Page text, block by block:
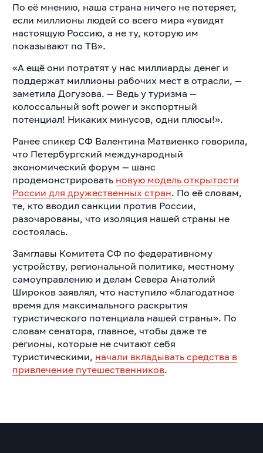
По её мнению, наша страна ничего не потеряет,
если миллионы людей со всего мира «увидят
настоящую Россию, а не ту, которую им
показывают по ТВ».
«А ещё они потратят у нас миллиарды денег и
поддержат миллионы рабочих мест в отрасли, —
заметила Догузова. — Ведь у туризма —
колоссальный soft power и экспортный
потенциал! Никаких минусов, одни плюсы!».
Ранее спикер СФ Валентина Матвиенко говорила,
что Петербургский международный
экономический форум — шанс
продемонстрировать новую модель открытости
России для дружественных стран. По её словам,
те, кто вводил санкции против России,
разочарованы, что изоляция нашей страны не
состоялась.
Замглавы Комитета СФ по федеративному
устройству, региональной политике, местному
самоуправлению и делам Севера Анатолий
Широков заявлял, что наступило «благодатное
время для максимального раскрытия
туристического потенциала нашей страны». По
словам сенатора, главное, чтобы даже те
регионы, которые не считают себя
туристическими, начали вкладывать средства в
привлечение путешественников.